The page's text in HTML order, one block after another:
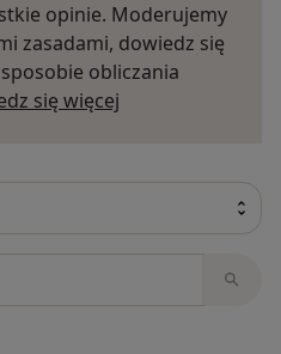
opinie. Moderujemy
zasadami, dowiedz się
obliczania
się więcej